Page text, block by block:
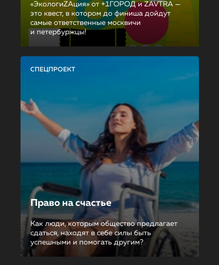
«ЭкологиZAция» от +1ГОРОД и ZAVTRA —
это квест, в котором до финиша дойдут
самые ответственные москвичи
и петербуржцы!
СПЕЦПРОЕКТ
Право на счастье
Как люди, которым общество предлагает
сдаться, находят в себе силы быть
успешными и помогать другим?